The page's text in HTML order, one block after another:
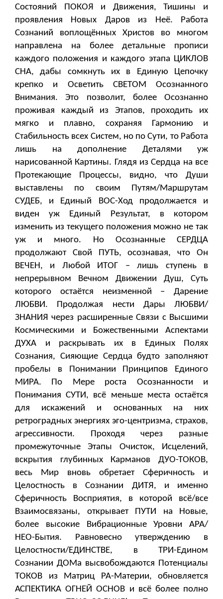
Состояний ПОКОЯ и Движения, Тишины и
проявления Новых Даров из Неё. Работа
Сознаний воплощённых Христов во многом
направлена на более детальные прописи
каждого положения и каждого этапа ЦИКЛОВ
СНА, дабы сомкнуть их в Единую Цепочку
крепко и Осветить СВЕТОМ Осознанного
Внимания. Это позволит, более Осознанно
проживая каждый из Этапов, проходить их
мягко и плавно, сохраняя Гармонию и
Стабильность всех Систем, но по Сути, то Работа
лишь на дополнение Деталями уж
нарисованной Картины. Глядя из Сердца на все
Протекающие Процессы, видно, что Души
выставлены по своим Путям/Маршрутам
СУДЕБ, и Единый ВОС-Ход продолжается и
виден уж Единый Результат, в котором
изменить из текущего положения можно не так
уж и много. Но Осознанные СЕРДЦА
продолжают Свой ПУТЬ, осознавая, что Он
ВЕЧЕН, и Любой ИТОГ – лишь ступень в
непрерывном Вечном Движении Душ, Суть
которого остаётся неизменной – Дарение
ЛЮБВИ. Продолжая нести Дары ЛЮБВИ/
ЗНАНИЯ через расширенные Связи с Высшими
Космическими и Божественными Аспектами
ДУХА и раскрывать их в Единых Полях
Сознания, Сияющие Сердца будто заполняют
пробелы в Понимании Принципов Единого
МИРА. По Мере роста Осознанности и
Понимания СУТИ, всё меньше места остаётся
для искажений и основанных на них
ретроградных энергиях эго-центризма, страхов,
агрессивности. Проходя через разные
промежуточные Этапы Очисток, Исцелений,
вскрытия глубинных Карманов ДУО-ТОКОВ,
весь Мир вновь обретает Сферичность и
Целостность в Сознании ДИТЯ, и именно
Сферичность Восприятия, в которой всё/все
Взаимосвязаны, открывает ПУТИ на Новые,
более высокие Вибрационные Уровни АРА/
НЕО-Бытия. Равновесно утверждению в
Целостности/ЕДИНСТВЕ, в ТРИ-Едином
Сознании ДОМа высвобождаются Потенциалы
ТОКОВ из Матриц РА-Материи, обновляется
АСПЕКТИКА ОГНЕЙ ОСНОВ и всё более полно